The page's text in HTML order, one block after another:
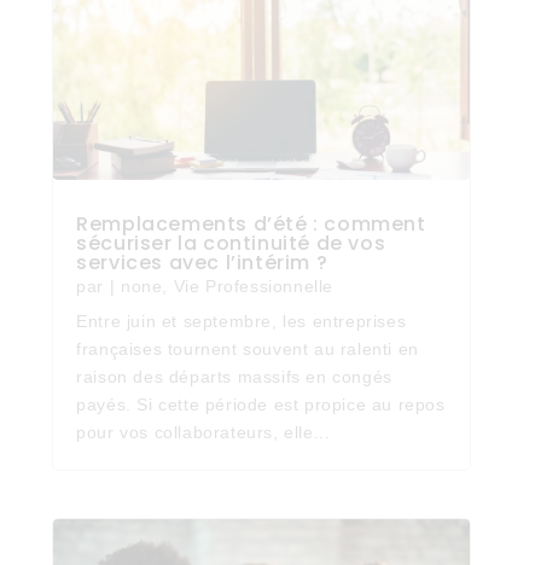
Remplacements d’été : comment
sécuriser la continuité de vos
services avec l’intérim ?
par none
Vie Professionnelle
Entre juin et septembre, les entreprises
françaises tournent souvent au ralenti en
raison des départs massifs en congés
payés. Si cette période est propice au repos
pour vos collaborateurs, elle...